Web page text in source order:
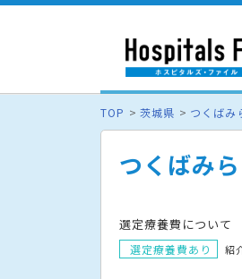
TOP 茨城県 つくばみ
つくばみ
選定療養費について
選定療養費あり 紹